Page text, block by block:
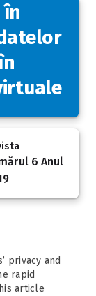
6 Anul
privacy and
rapid
article